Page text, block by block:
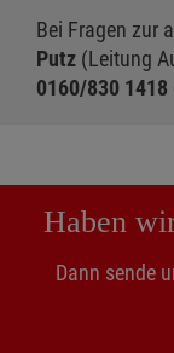
Bei Fragen zur
Putz (Leitung
0160/830 1418
Haben
Dann sende